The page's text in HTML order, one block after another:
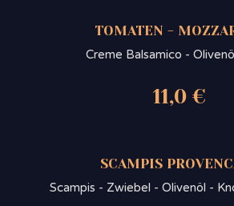
TOMATEN -
Creme Balsamico -
11,0 €
SCAMPIS
Scampis - Zwiebel - Olivenöl -